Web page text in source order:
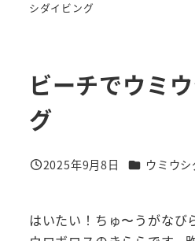
シダイビング
ビーチでウミ
グ
投稿日
2025年9月8日 カテゴリー
ウミウ
はいたい！ちゅ〜うがなび